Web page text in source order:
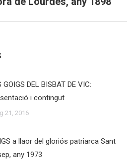
post:
GOIGS DEL BISBAT DE VIC:
i contingut
21, 2016
a llaor del gloriós patriarca Sant
any 1973